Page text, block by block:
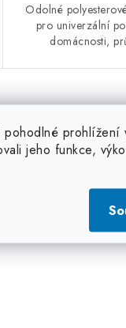
pohodlné prohlížení
jeho funkce,
Odolné
pro univerzální
domácnosti,